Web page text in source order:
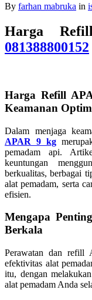
By farhan mabruka in
Harga
081388800152
Harga Refill
Keamanan
Dalam menjaga
APAR 9 kg
pemadam api.
keuntungan
berkualitas, berbagai
alat pemadam, serta
efisien.
Mengapa
Berkala
Perawatan dan refill
efektivitas alat
itu, dengan
alat pemadam Anda